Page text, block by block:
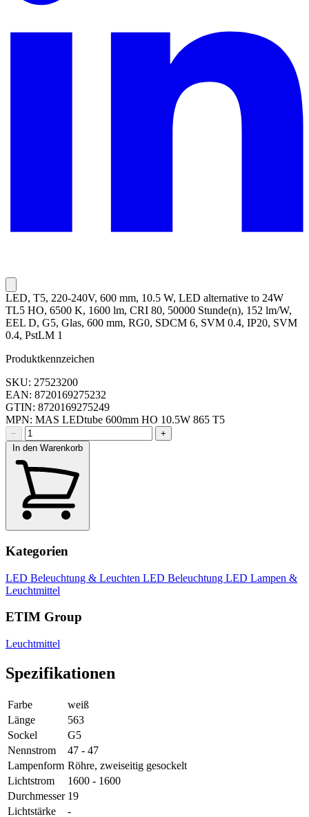
LED, T5, 220-240V, 600 mm, 10.5 W, LED alternative to 24W
TL5 HO, 6500 K, 1600 lm, CRI 80, 50000 Stunde(n), 152 lm/W,
EEL D, G5, Glas, 600 mm, RG0, SDCM 6, SVM 0.4, IP20, SVM
0.4, PstLM 1
Produktkennzeichen
SKU: 27523200
EAN: 8720169275232
GTIN: 8720169275249
MPN: MAS LEDtube 600mm HO 10.5W 865 T5
−
+
In den Warenkorb
Kategorien
LED Beleuchtung & Leuchten LED Beleuchtung LED Lampen &
Leuchtmittel
ETIM Group
Leuchtmittel
Spezifikationen
Farbe
weiß
Länge
563
Sockel
G5
Nennstrom
47 - 47
Lampenform Röhre, zweiseitig gesockelt
Lichtstrom
1600 - 1600
Durchmesser 19
Lichtstärke
-